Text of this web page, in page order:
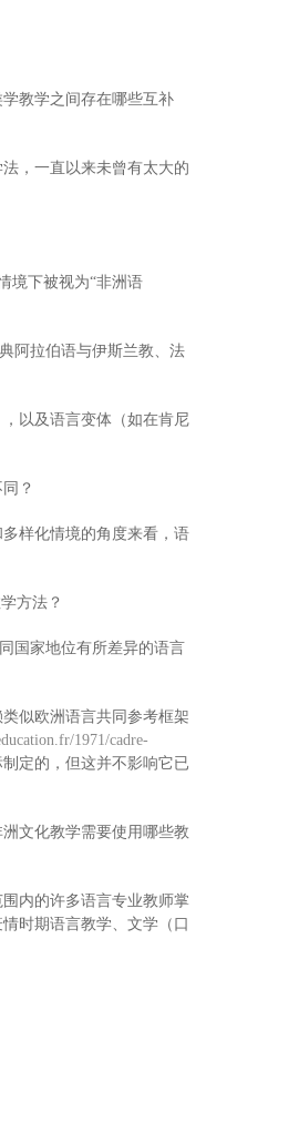
教学之间存在哪些互补
，一直以来未曾有太大的
境下被视为“非洲语
阿拉伯语与伊斯兰教、法
以及语言变体（如在肯尼
？
样化情境的角度来看，语
方法？
国家地位有所差异的语言
似欧洲语言共同参考框架
1971/cadre-
定的，但这并不影响它已
文化教学需要使用哪些教
内的许多语言专业教师掌
时期语言教学、文学（口